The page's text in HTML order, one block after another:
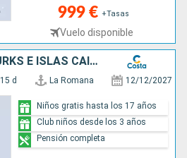
999 € +Tasas
Vuelo disponible
REP. DOMINICANA, TURKS E ISLAS CAICOS, ANTILLAS, ISLAS VÍRGENES
15 d La Romana 12/12/2027
Niños gratis hasta los 17 años
Club niños desde los 3 años
Pensión completa